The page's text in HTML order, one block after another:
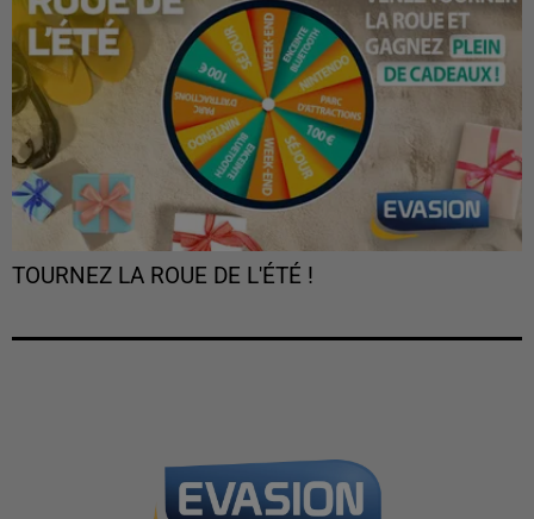
TOURNEZ LA ROUE DE L'ÉTÉ !